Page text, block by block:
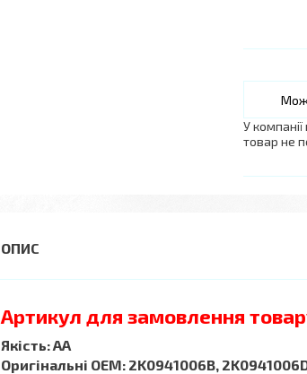
У
товар не
Артикул для замовлення
Якість: АА
Оригінальні ОЕМ: 2K0941006B,